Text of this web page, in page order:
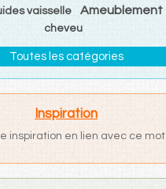
vaisselle Ameublement
cheveu
Toutes les catégories
Inspiration
inspiration en lien avec ce mot